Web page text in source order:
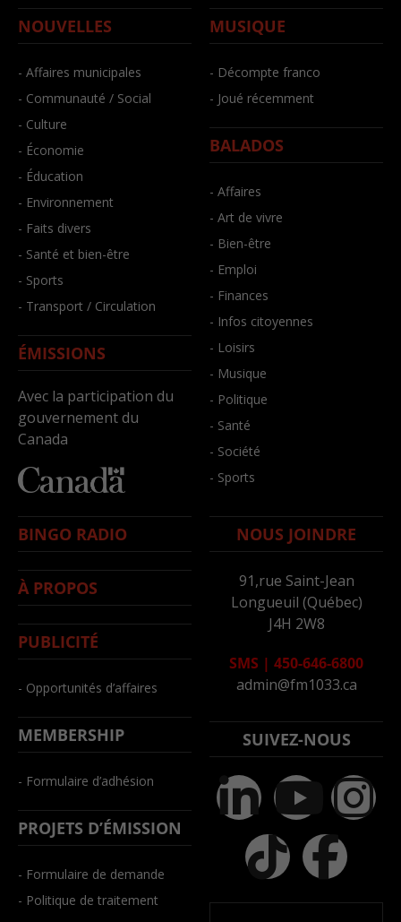
NOUVELLES
- Affaires municipales
- Communauté / Social
- Culture
- Économie
- Éducation
- Environnement
- Faits divers
- Santé et bien-être
- Sports
- Transport / Circulation
ÉMISSIONS
Avec la participation du
gouvernement du
Canada
MUSIQUE
- Décompte franco
- Joué récemment
BALADOS
- Affaires
- Art de vivre
- Bien-être
- Emploi
- Finances
- Infos citoyennes
- Loisirs
- Musique
- Politique
- Santé
- Société
- Sports
BINGO RADIO
À PROPOS
PUBLICITÉ
- Opportunités d’affaires
MEMBERSHIP
- Formulaire d’adhésion
PROJETS D’ÉMISSION
- Formulaire de demande
- Politique de traitement
NOUS JOINDRE
91,rue Saint-Jean
Longueuil (Québec)
J4H 2W8
SMS | 450-646-6800
admin@fm1033.ca
SUIVEZ-NOUS